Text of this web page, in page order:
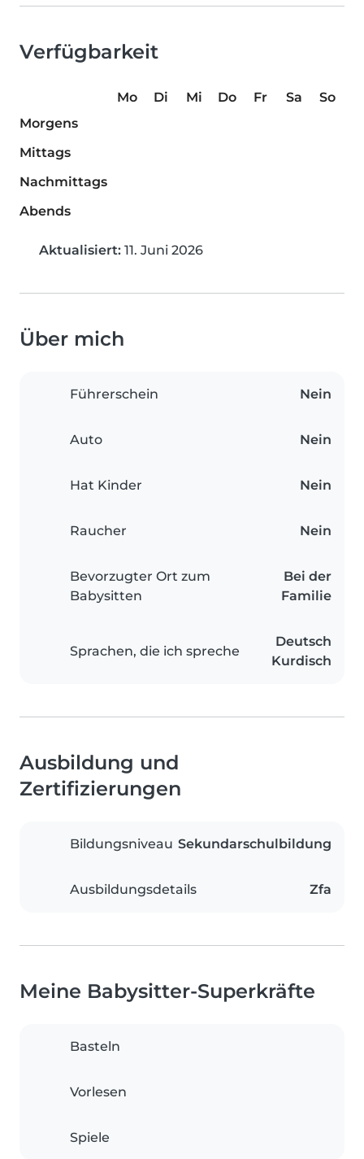
Verfügbarkeit
Mo Di Mi Do Fr Sa
So
Morgens
Mittags
Nachmittags
Abends
Aktualisiert: 11. Juni 2026
Über mich
Führerschein Nein
Auto Nein
Hat Kinder Nein
Raucher Nein
Bevorzugter Ort zum
Babysitten
Bei der
Familie
Sprachen, die ich spreche
Deutsch
Kurdisch
Ausbildung und
Zertifizierungen
Bildungsniveau Sekundarschulbildung
Ausbildungsdetails Zfa
Meine Babysitter-Superkräfte
Basteln
Vorlesen
Spiele